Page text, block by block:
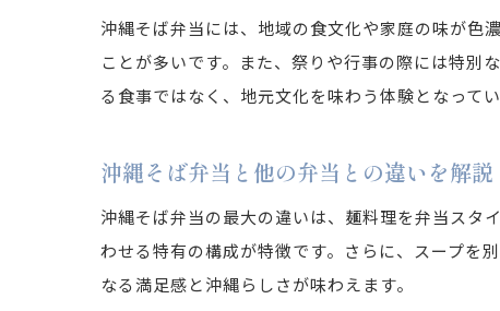
沖縄そば弁当には、地域の食文化や家庭の味が色
ことが多いです。また、祭りや行事の際には特別
る食事ではなく、地元文化を味わう体験となってい
沖縄そば弁当と他の弁当との違いを解説
沖縄そば弁当の最大の違いは、麺料理を弁当スタ
わせる特有の構成が特徴です。さらに、スープを
なる満足感と沖縄らしさが味わえます。